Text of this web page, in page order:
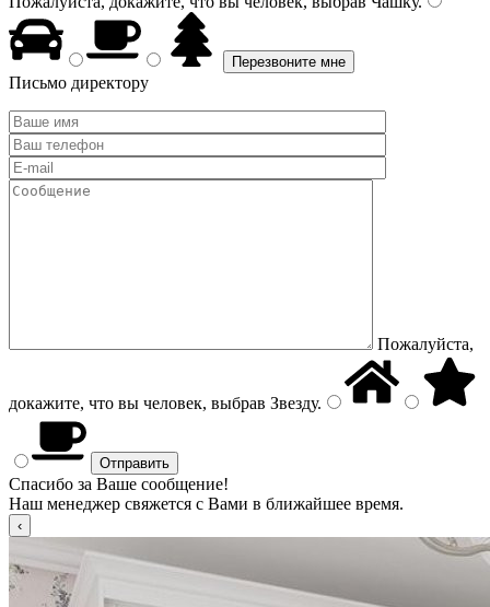
Письмо директору
Пожалуйста,
докажите, что вы человек, выбрав Звезду.
Спасибо за Ваше сообщение!
Наш менеджер свяжется с Вами в ближайшее время.